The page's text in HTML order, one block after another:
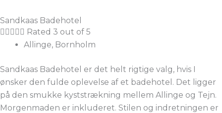
Sandkaas Badehotel
 Rated 3 out of 5
Allinge, Bornholm
Sandkaas Badehotel er det helt rigtige valg, hvis I
ønsker den fulde oplevelse af et badehotel. Det ligger
på den smukke kyststrækning mellem Allinge og Tejn.
Morgenmaden er inkluderet. Stilen og indretningen er